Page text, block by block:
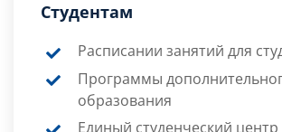
Студентам
Расписании занятий для
Программы
образования
Единый студенческий